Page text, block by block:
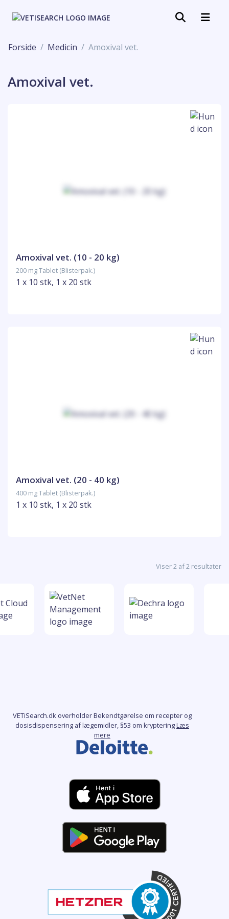
Forside Medicin Amoxival vet.
Amoxival vet.
Amoxival vet. (10 - 20 kg)
200 mg Tablet (Blisterpak.)
1 x 10 stk, 1 x 20 stk
Amoxival vet. (20 - 40 kg)
400 mg Tablet (Blisterpak.)
1 x 10 stk, 1 x 20 stk
Viser 2 af 2 resultater
VETiSearch.dk overholder Bekendtgørelse om recepter og
dosisdispensering af lægemidler, §53 om krypteringLæs
mere